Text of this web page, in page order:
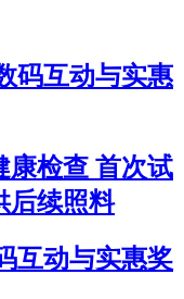
码互动与实惠
康检查 首次试
后续照料
互动与实惠奖